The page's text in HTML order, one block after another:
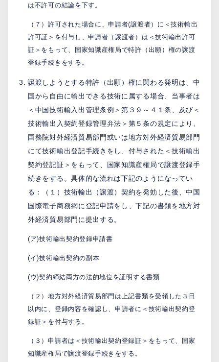
は不許可の結論を下す。
（７）許可された場合に、申請者(譲渡者）に＜技術輸出
許可証＞を付与し、申請者（譲渡者）は＜技術輸出許可
証＞をもって、国家知識産権局で特許（出願）権の譲渡
登録手続きをする。
譲渡しようとする特許（出願）権に関わる発明は、中
国から自由に輸出できる技術に属する場合、当事者は
＜中国技術輸入出管理条例＞第３９～４１条、及び＜
技術輸出入契約登録管理弁法＞第５条の規定により、
国務院対外経済貿易部門或いは地方対外経済貿易部門
にて技術輸出登記手続きをし、付与された＜技術輸出
契約登記証＞をもって、国家知識産権局で譲渡登録手
続きをする。具体的な流れは下記のようになってい
る：（１）技術輸出（譲渡）契約を発効した後、中国
国際電子商務網に登記申請をし、下記の書類を地方対
外経済貿易部門に提出する。
(ア)技術輸出契約登録申請書
(イ)技術輸出契約の副本
(ウ)契約締結両方の法的地位を証明する書類
（２）地方対外経済貿易部門は上記書類を受領した３日
以内に、登録内容を確認し、申請者に＜技術輸出契約登
録証＞を付与する。
（３）申請者は＜技術輸出契約登録証＞をもって、国家
知識産権局で譲渡登録手続きをする。